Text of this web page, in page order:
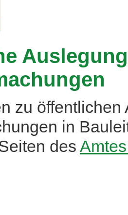
zu
in
des